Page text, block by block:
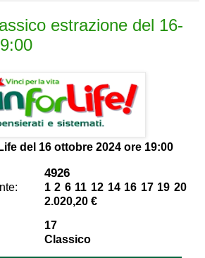
estrazione del 16-
del 16 ottobre 2024 ore 19:00
4926
1 2 6 11 12 14 16 17 19 20
2.020,20 €
17
Classico